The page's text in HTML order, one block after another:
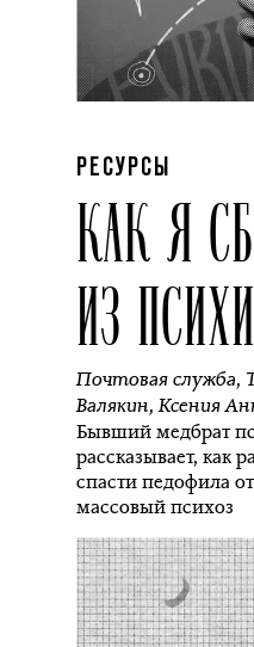
РЕСУРСЫ
КАК Я
ИЗ
Почтовая служба,
Валякин,Ксения
Бывший медбрат
рассказывает, как
спасти педофила
массовый психоз